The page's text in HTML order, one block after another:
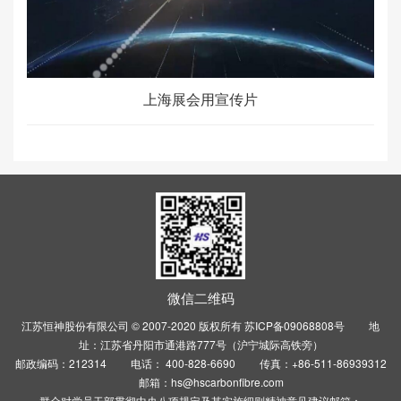
上海展会用宣传片
微信二维码
江苏恒神股份有限公司 © 2007-2020 版权所有苏ICP备09068808号 地
址：江苏省丹阳市通港路777号（沪宁城际高铁旁）
邮政编码：212314 电话： 400-828-6690 传真：+86-511-86939312
邮箱：hs@hscarbonfibre.com